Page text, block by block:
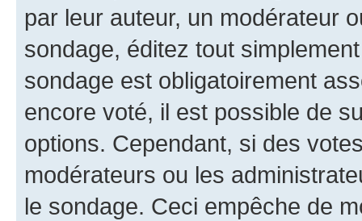
par leur auteur, un modérateur
sondage, éditez tout
sondage est obligatoirement
encore voté, il est possible de
options. Cependant, si des
modérateurs ou les
le sondage. Ceci empêche de